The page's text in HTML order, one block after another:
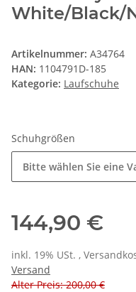
White/Black/
Artikelnummer: A34764
HAN: 1104791D-185
Kategorie: Laufschuhe
Schuhgrößen
Bitte wählen Sie eine
144,90 €
inkl. 19% USt. ,
Versand
Alter Preis: 200,00 €